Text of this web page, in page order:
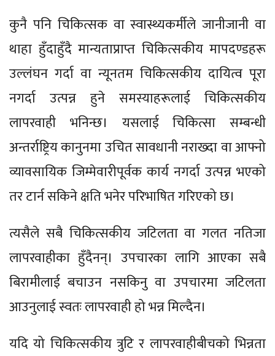
कुनै पनि चिकित्सक वा स्वास्थ्यकर्मीले जानीजानी वा
थाहा हुँदाहुँदै मान्यताप्राप्त चिकित्सकीय मापदण्डहरू
उल्लंघन गर्दा वा न्यूनतम चिकित्सकीय दायित्व पूरा
नगर्दा उत्पन्न हुने समस्याहरूलाई चिकित्सकीय
लापरवाही भनिन्छ। यसलाई चिकित्सा सम्बन्धी
अन्तर्राष्ट्रिय कानुनमा उचित सावधानी नराख्दा वा आफ्नो
व्यावसायिक जिम्मेवारीपूर्वक कार्य नगर्दा उत्पन्न भएको
तर टार्न सकिने क्षति भनेर परिभाषित गरिएको छ।
त्यसैले सबै चिकित्सकीय जटिलता वा गलत नतिजा
लापरवाहीका हुँदैनन्। उपचारका लागि आएका सबै
बिरामीलाई बचाउन नसकिनु वा उपचारमा जटिलता
आउनुलाई स्वतः लापरवाही हो भन्न मिल्दैन।
यदि यो चिकित्सकीय त्रुटि र लापरवाहीबीचको भिन्नता